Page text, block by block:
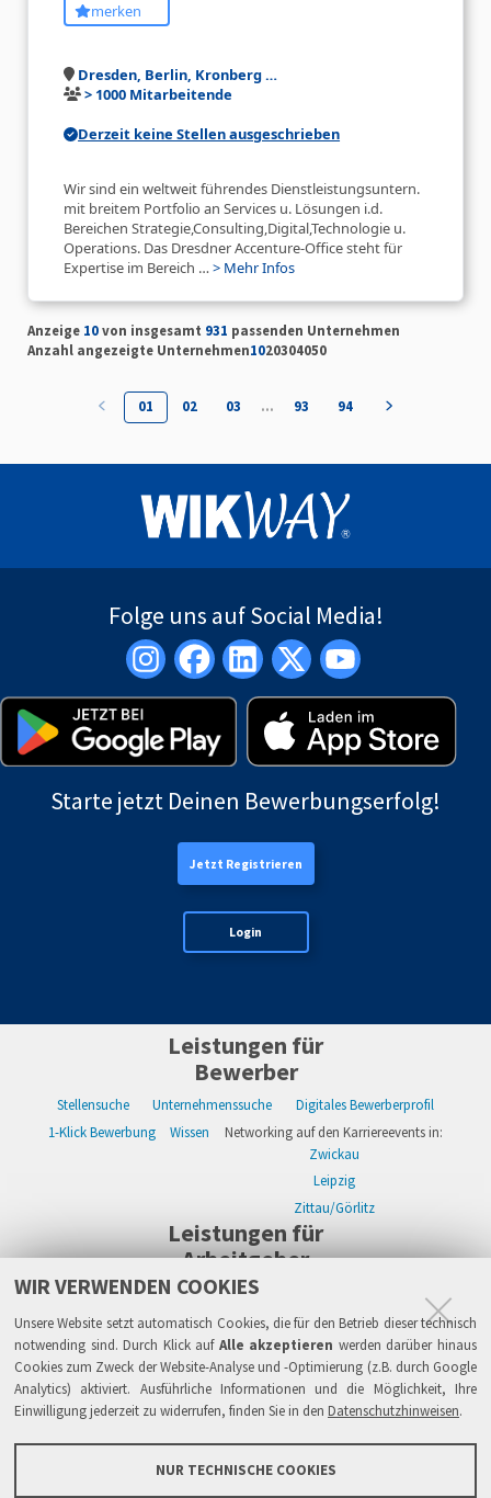
WIR VERWENDEN COOKIES
Unsere Website setzt automatisch Cookies, die für den Betrieb dieser technisch
notwending sind. Durch Klick auf Alle akzeptieren werden darüber hinaus
Cookies zum Zweck der Website-Analyse und -Optimierung (z.B. durch Google
Analytics) aktiviert. Ausführliche Informationen und die Möglichkeit, Ihre
Einwilligung jederzeit zu widerrufen, finden Sie in den Datenschutzhinweisen.
NUR TECHNISCHE COOKIES
merken
Dresden, Berlin, Kronberg …
> 1000 Mitarbeitende
Derzeit keine Stellen ausgeschrieben
Wir sind ein weltweit führendes Dienstleistungsuntern.
mit breitem Portfolio an Services u. Lösungen i.d.
Bereichen Strategie,Consulting,Digital,Technologie u.
Operations. Das Dresdner Accenture-Office steht für
Expertise im Bereich …> Mehr Infos
Anzeige 10von insgesamt 931 passenden Unternehmen
Anzahl angezeigte Unternehmen1020304050
01 02 03 … 93 94
Folge uns auf Social Media!
Starte jetzt Deinen Bewerbungserfolg!
Jetzt Registrieren
Login
Leistungen für
Bewerber
Stellensuche Unternehmenssuche
Digitales Bewerberprofil
1-Klick Bewerbung
Wissen
Networking auf den Karriereevents in:
Zwickau
Leipzig
Zittau/Görlitz
Leistungen für
Arbeitgeber
WIKWAY Online-Recruiting Kostenloses Firmenprofil
Alle Einzelleistungen
Wissen
Live-Recruiting auf Karriereevents in:
Zwickau
Leipzig
Zittau/Görlitz
Sicherheit
Links